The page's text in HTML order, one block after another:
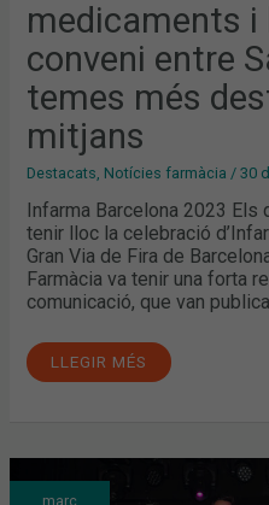
medicaments i
conveni entre
temes més
mitjans
Destacats Notícies farmàcia /30
Infarma Barcelona 2023
tenir lloc la celebració
Gran Via de Fira de
Farmàcia va tenir una forta
comunicació, que van
LLEGIR MÉS
març
INFARMA